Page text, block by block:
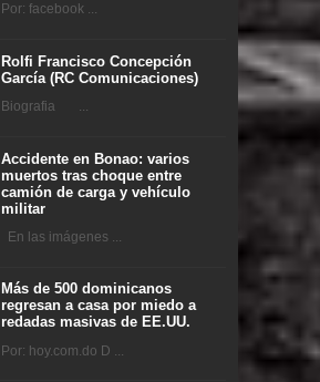
Por: facebook ...
Rolfi Francisco Concepción
García (RC Comunicaciones)
Biografia ...
Accidente en Bonao: varios
muertos tras choque entre
camión de carga y vehículo
militar
En las imágenes ...
Más de 500 dominicanos
regresan a casa por miedo a
redadas masivas de EE.UU.
Por: hoy.com.do D ...